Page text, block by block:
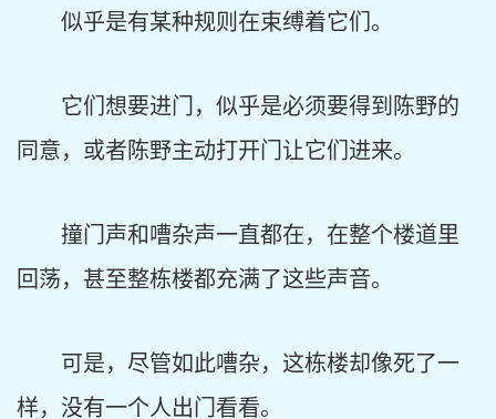
似乎是有某种规则在束缚着它们。
它们想要进门，似乎是必须要得到陈野的
同意，或者陈野主动打开门让它们进来。
撞门声和嘈杂声一直都在，在整个楼道里
回荡，甚至整栋楼都充满了这些声音。
可是，尽管如此嘈杂，这栋楼却像死了一
样，没有一个人出门看看。